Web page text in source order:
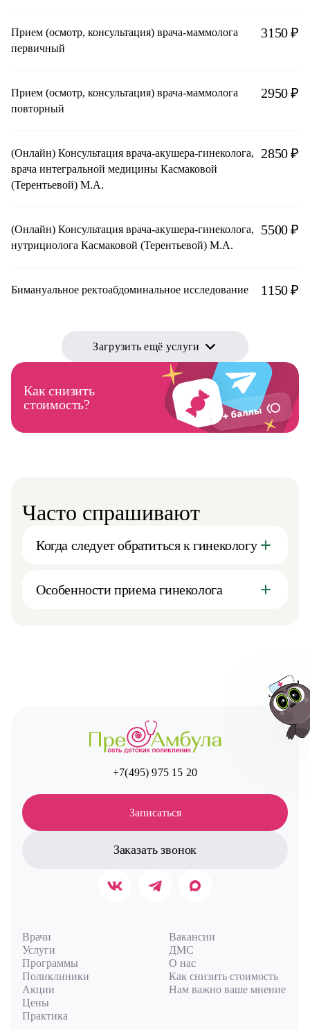
Прием (осмотр, консультация) врача-маммолога
первичный
3150 ₽
Прием (осмотр, консультация) врача-маммолога
повторный
2950 ₽
(Онлайн) Консультация врача-акушера-гинеколога,
врача интегральной медицины Касмаковой
(Терентьевой) М.А.
2850 ₽
(Онлайн) Консультация врача-акушера-гинеколога,
нутрициолога Касмаковой (Терентьевой) М.А.
5500 ₽
Бимануальное ректоабдоминальное исследование 1150 ₽
Загрузить ещё услуги
Как снизить
стоимость?
Часто спрашивают
Когда следует обратиться к гинекологу
Особенности приема гинеколога
+7(495) 975 15 20
Записаться
Заказать звонок
Врачи
Услуги
Программы
Поликлиники
Акции
Цены
Практика
Вакансии
ДМС
О нас
Как снизить стоимость
Нам важно ваше мнение